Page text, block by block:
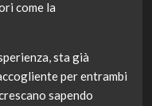
come la
sta già
per entrambi
sapendo